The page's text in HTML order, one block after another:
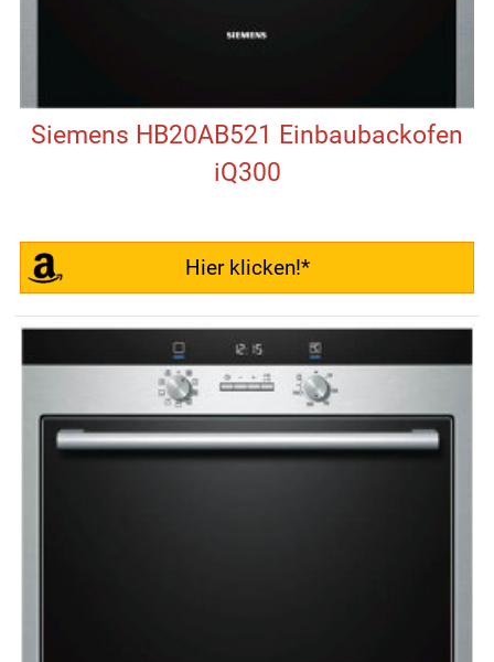
Siemens HB20AB521 Einbaubackofen
iQ300
Hier klicken!*